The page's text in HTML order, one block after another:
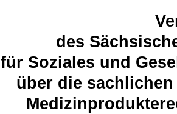
des
für Soziales und
über die